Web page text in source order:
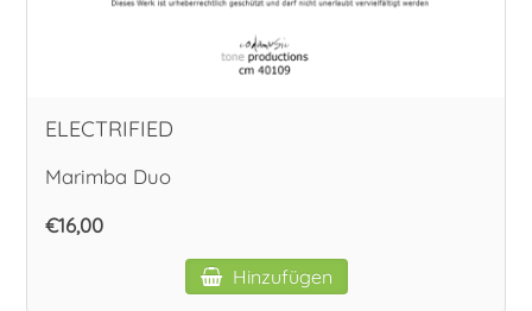
ELECTRIFIED
Marimba Duo
€16,00
Hinzufügen